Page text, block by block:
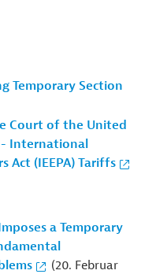
Temporary Section
Court of the United
- International
Act (IEEPA) Tariffs
a Temporary
(20. Februar